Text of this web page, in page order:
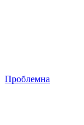
Проблемна